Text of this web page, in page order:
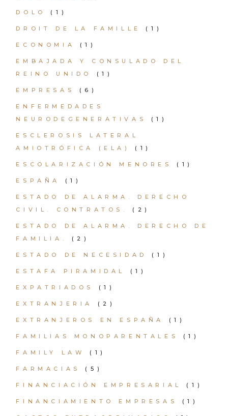
DOLO (1)
DROIT DE LA FAMILLE (1)
ECONOMIA (1)
EMBAJADA Y CONSULADO DEL
REINO UNIDO
(1)
EMPRESAS (6)
ENFERMEDADES
NEURODEGENERATIVAS
(1)
ESCLEROSIS LATERAL
AMIOTRÓFICA (ELA)
(1)
ESCOLARIZACIÓN MENORES (1)
ESPAÑA (1)
ESTADO DE ALARMA. DERECHO
CIVIL. CONTRATOS.
(2)
ESTADO DE ALARMA. DERECHO DE
FAMILIA.
(2)
ESTADO DE NECESIDAD (1)
ESTAFA PIRAMIDAL (1)
EXPATRIADOS (1)
EXTRANJERIA (2)
EXTRANJEROS EN ESPAÑA (1)
FAMILIAS MONOPARENTALES (1)
FAMILY LAW (1)
FARMACIAS (5)
FINANCIACIÓN EMPRESARIAL (1)
FINANCIAMIENTO EMPRESAS (1)